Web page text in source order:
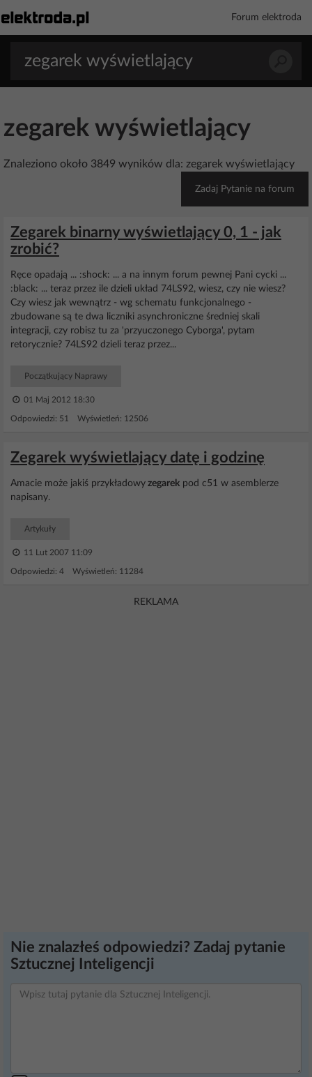
Forum elektroda
zegarek wyświetlający
Znaleziono około 3849 wyników dla: zegarek wyświetlający
Zadaj Pytanie na forum
Zegarek binarny wyświetlający 0, 1 - jak
zrobić?
Ręce opadają ... :shock: ... a na innym forum pewnej Pani cycki ...
:black: ... teraz przez ile dzieli układ 74LS92, wiesz, czy nie wiesz?
Czy wiesz jak wewnątrz - wg schematu funkcjonalnego -
zbudowane są te dwa liczniki asynchroniczne średniej skali
integracji, czy robisz tu za 'przyuczonego Cyborga', pytam
retorycznie? 74LS92 dzieli teraz przez...
Początkujący Naprawy
01 Maj 2012 18:30
Odpowiedzi: 51 Wyświetleń: 12506
Zegarek wyświetlający datę i godzinę
Amacie może jakiś przykładowy zegarek pod c51 w asemblerze
napisany.
Artykuły
11 Lut 2007 11:09
Odpowiedzi: 4 Wyświetleń: 11284
REKLAMA
Nie znalazłeś odpowiedzi? Zadaj pytanie
Sztucznej Inteligencji